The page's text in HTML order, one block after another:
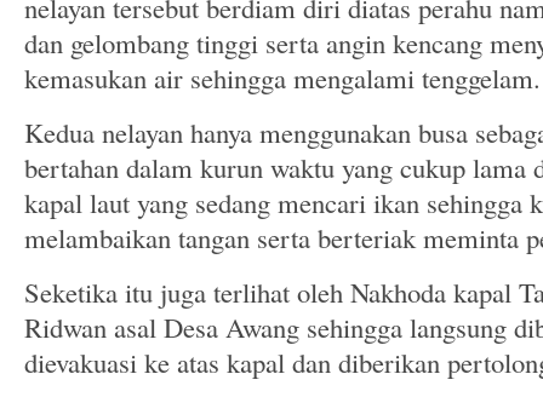
nelayan tersebut berdiam diri diatas perahu
dan gelombang tinggi serta angin kencang
kemasukan air sehingga mengalami tenggelam.
Kedua nelayan hanya menggunakan busa
bertahan dalam kurun waktu yang cukup lama
kapal laut yang sedang mencari ikan sehingga
melambaikan tangan serta berteriak meminta
Seketika itu juga terlihat oleh Nakhoda kapal
Ridwan asal Desa Awang sehingga langsung
dievakuasi ke atas kapal dan diberikan